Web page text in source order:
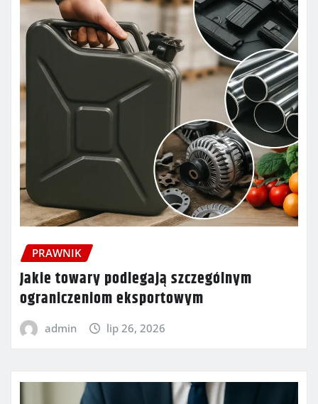
PRAWNIK
Jakie towary podlegają szczególnym
ograniczeniom eksportowym
admin lip 26, 2026